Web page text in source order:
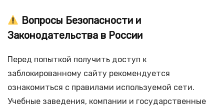
Вопросы Безопасности и
Законодательства в России
Перед попыткой получить доступ к
заблокированному сайту рекомендуется
ознакомиться с правилами используемой сети.
Учебные заведения, компании и государственные